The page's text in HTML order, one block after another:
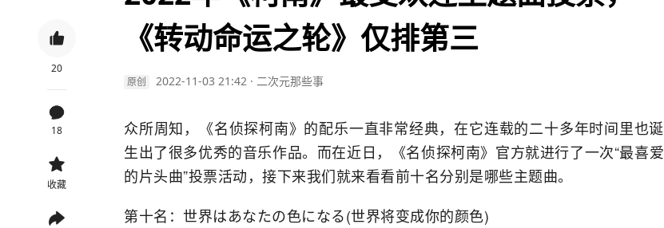
20
18
收藏
《转动命运之轮》仅排第三
原创 2022-11-03 21:42 · 二次元那些事
众所周知，《名侦探柯南》的配乐一直非常经典，在它连载的二十多年时间里也诞
生出了很多优秀的音乐作品。而在近日，《名侦探柯南》官方就进行了一次“最喜爱
的片头曲”投票活动，接下来我们就来看看前十名分别是哪些主题曲。
第十名：世界はあなたの色になる(世界将变成你的颜色)